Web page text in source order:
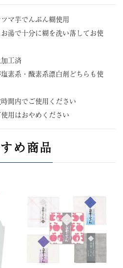
ツマ芋でんぷん糊使用
湯で十分に糊を洗い落してお使
加工済
素系・酸素系漂白剤どちらも使
間内でご使用ください
使用はおやめください
め商品